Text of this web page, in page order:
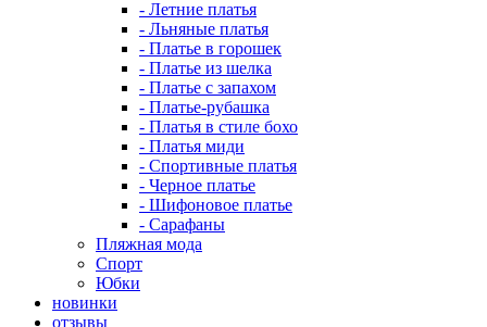
- Летние платья
- Льняные платья
- Платье в горошек
- Платье из шелка
- Платье с запахом
- Платье-рубашка
- Платья в стиле бохо
- Платья миди
- Спортивные платья
- Черное платье
- Шифоновое платье
- Сарафаны
Пляжная мода
Спорт
Юбки
новинки
отзывы